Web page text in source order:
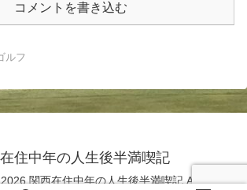
コメントを書き込む
ルフ
住中年の人生後半満喫記
関西在住中年の人生後半満喫記 All Rights